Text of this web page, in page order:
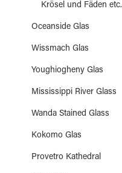
Krösel und Fäden etc.
Oceanside Glas
Wissmach Glas
Youghiogheny Glas
Mississippi River Glass
Wanda Stained Glass
Kokomo Glas
Provetro Kathedral